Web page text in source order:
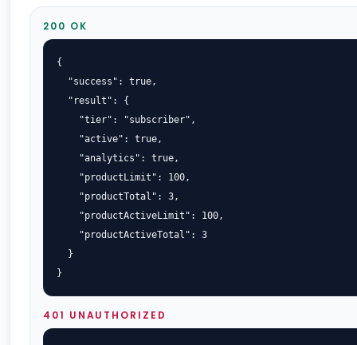
200 OK
{
  "success": true,
  "result": {
    "tier": "subscriber",
    "active": true,
    "analytics": true,
    "productLimit": 100,
    "productTotal": 3,
    "productActiveLimit": 100,
    "productActiveTotal": 3
  }
}
401 UNAUTHORIZED